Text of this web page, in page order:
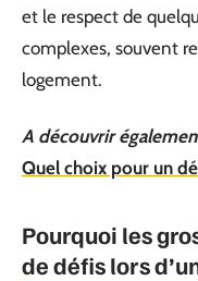
et le respect de
complexes, souvent
logement.
A découvrir
Quel choix pour un
Pourquoi les
de défis lors